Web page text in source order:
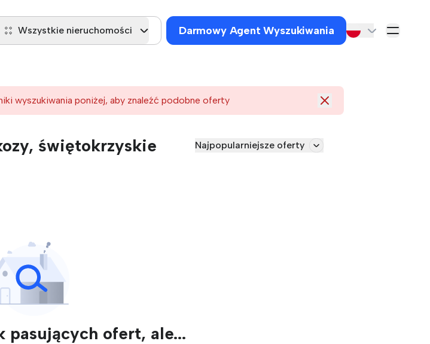
Wszystkie nieruchomości Darmowy Agent Wyszukiwania
wyszukiwania poniżej, aby znaleźć podobne oferty
świętokrzyskie Najpopularniejsze oferty
ofert, ale...